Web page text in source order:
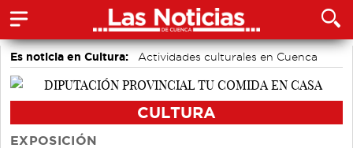
Es noticia en Cultura: Actividades culturales en Cuenca
CULTURA
EXPOSICIÓN